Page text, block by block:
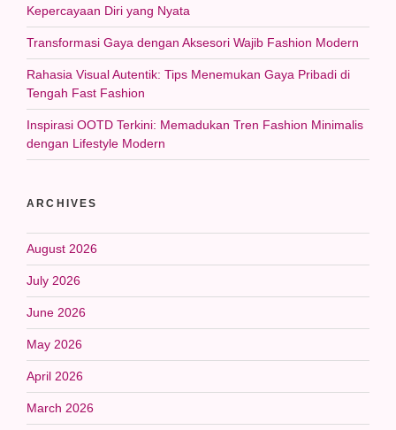
Kepercayaan Diri yang Nyata
Transformasi Gaya dengan Aksesori Wajib Fashion Modern
Rahasia Visual Autentik: Tips Menemukan Gaya Pribadi di
Tengah Fast Fashion
Inspirasi OOTD Terkini: Memadukan Tren Fashion Minimalis
dengan Lifestyle Modern
ARCHIVES
August 2026
July 2026
June 2026
May 2026
April 2026
March 2026